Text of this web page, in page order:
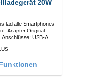
20W
läd alle Smartphones
Original